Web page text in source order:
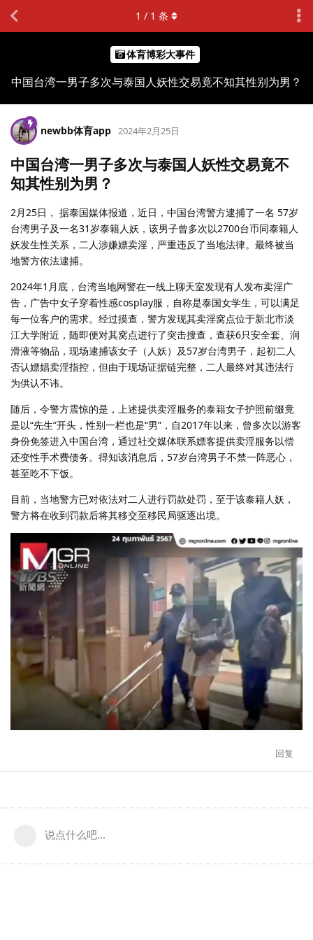
体育博彩大事件
中国台湾一男子多次与泰国人妖性交易竟不知其性别为男？
1 / 1 条
newbb体育app 2024年2月25日
中国台湾一男子多次与泰国人妖性交易竟不
知其性别为男？
2月25日， 据泰国媒体报道，近日，中国台湾警方逮捕了一名 57岁
台湾男子及一名31岁泰籍人妖，该男子曾多次以2700台币同泰籍人
妖发生性关系，二人涉嫌嫖卖淫，严重违反了当地法律。最终被当
地警方依法逮捕。
2024年1月底，台湾当地网警在一线上聊天室发现有人发布卖淫广
告，广告中女子穿着性感cosplay服，自称是泰国女学生，可以满足
每一位客户的需求。经过摸查，警方发现其卖淫窝点位于新北市淡
江大学附近，随即便对其窝点进行了突击搜查，查获6只安全套、润
滑液等物品，现场逮捕该女子（人妖）及57岁台湾男子，起初二人
否认嫖娼卖淫指控，但由于现场证据链完整，二人最终对其违法行
为供认不讳。
随后，令警方震惊的是，上述提供卖淫服务的泰籍女子护照前缀竟
是以“先生”开头，性别一栏也是“男”，自2017年以来，曾多次以游客
身份免签进入中国台湾，通过社交媒体联系嫖客提供卖淫服务以偿
还变性手术费债务。得知该消息后，57岁台湾男子不禁一阵恶心，
甚至吃不下饭。
目前，当地警方已对依法对二人进行罚款处罚，至于该泰籍人妖，
警方将在收到罚款后将其移交至移民局驱逐出境。
回复
说点什么吧...